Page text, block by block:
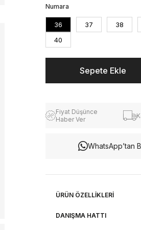
Numara
36 37 38
40
Fiyat Düşünce
Haber Ver
WhatsApp’tan
ÜRÜN ÖZELLIKLERI
DANIŞMA HATTI